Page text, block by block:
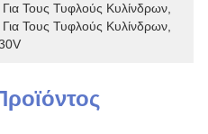
Τους Τυφλούς Κυλίνδρων
Τους Τυφλούς Κυλίνδρων